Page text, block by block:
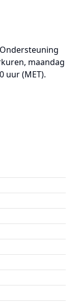
maandag
uur (MET).